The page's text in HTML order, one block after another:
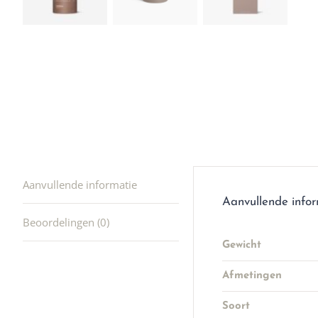
ook
Aanvullende informatie
Beoordelingen (0)
Aanvullende
Gewicht
Afmetingen
Soort